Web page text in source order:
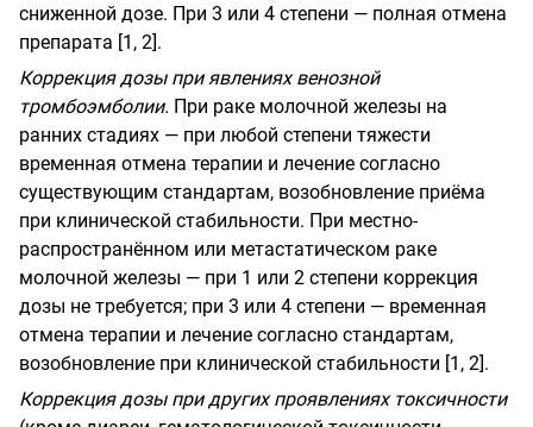
сниженной дозе. При 3 или 4 степени — полная отмена
препарата [1, 2].
Коррекция дозы при явлениях венозной
тромбоэмболии. При раке молочной железы на
ранних стадиях — при любой степени тяжести
временная отмена терапии и лечение согласно
существующим стандартам, возобновление приёма
при клинической стабильности. При местно-
распространённом или метастатическом раке
молочной железы — при 1 или 2 степени коррекция
дозы не требуется; при 3 или 4 степени — временная
отмена терапии и лечение согласно стандартам,
возобновление при клинической стабильности [1, 2].
Коррекция дозы при других проявлениях токсичности